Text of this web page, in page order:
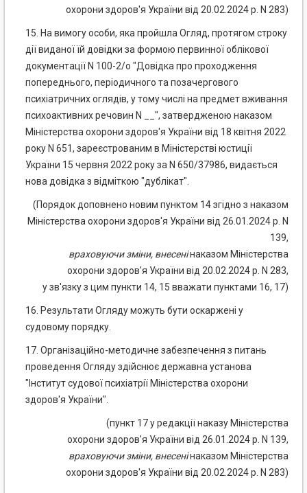
охорони здоров'я України від 20.02.2024 р. N 283)
15. На вимогу особи, яка пройшла Огляд, протягом строку
дії виданої їй довідки за формою первинної облікової
документації N 100-2/о "Довідка про проходження
попереднього, періодичного та позачергового
психіатричних оглядів, у тому числі на предмет вживання
психоактивних речовин N __", затвердженою наказом
Міністерства охорони здоров'я України від 18 квітня 2022
року N 651, зареєстрованим в Міністерстві юстиції
України 15 червня 2022 року за N 650/37986, видається
нова довідка з відміткою "дублікат".
(Порядок доповнено новим пунктом 14 згідно з наказом
Міністерства охорони здоров'я України від 26.01.2024 р. N
139,
враховуючи зміни, внесенінаказом Міністерства
охорони здоров'я України від 20.02.2024 р. N 283,
у зв'язку з цим пункти 14, 15 вважати пунктами 16, 17)
16. Результати Огляду можуть бути оскаржені у
судовому порядку.
17. Організаційно-методичне забезпечення з питань
проведення Огляду здійснює державна установа
"Інститут судової психіатрії Міністерства охорони
здоров'я України".
(пункт 17 у редакції наказу Міністерства
охорони здоров'я України від 26.01.2024 р. N 139,
враховуючи зміни, внесенінаказом Міністерства
охорони здоров'я України від 20.02.2024 р. N 283)